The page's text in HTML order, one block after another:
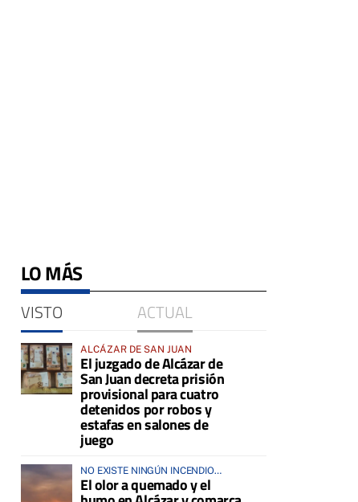
LO MÁS
VISTO ACTUAL
ALCÁZAR DE SAN JUAN
El juzgado de Alcázar de
San Juan decreta prisión
provisional para cuatro
detenidos por robos y
estafas en salones de
juego
NO EXISTE NINGÚN INCENDIO
ACTIVO EN LA COMARCA
El olor a quemado y el